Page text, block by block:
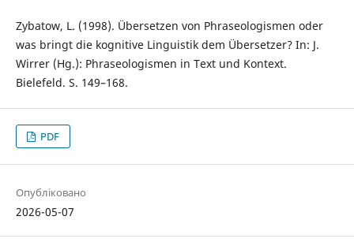
Zybatow, L. (1998). Übersetzen von Phraseologismen oder
was bringt die kognitive Linguistik dem Übersetzer? In: J.
Wirrer (Hg.): Phraseologismen in Text und Kontext.
Bielefeld. S. 149–168.
PDF
Опубліковано
2026-05-07